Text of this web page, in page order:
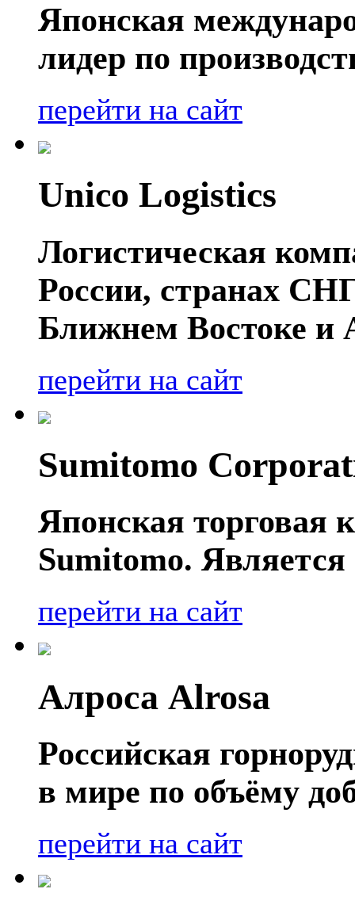
Японская
лидер по
перейти на сайт
Unico Logistics
Логистическая
России, странах
Ближнем Востоке и
перейти на сайт
Sumitomo
Японская торговая
Sumitomo.
перейти на сайт
Алроса Alrosa
Российская
в мире по объёму
перейти на сайт